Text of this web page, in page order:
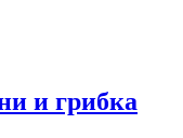
и грибка